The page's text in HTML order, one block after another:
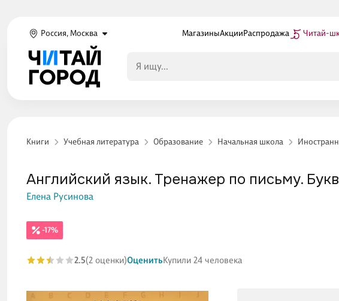
Россия, Москва МагазиныАкцииРаспродажа Читай-
Книги Учебная литература Образование Начальная школа
-17%
Английский язык. Тренажер по письму.
Елена Русинова
2.5(2 оценки)ОценитьКупили 24 человека